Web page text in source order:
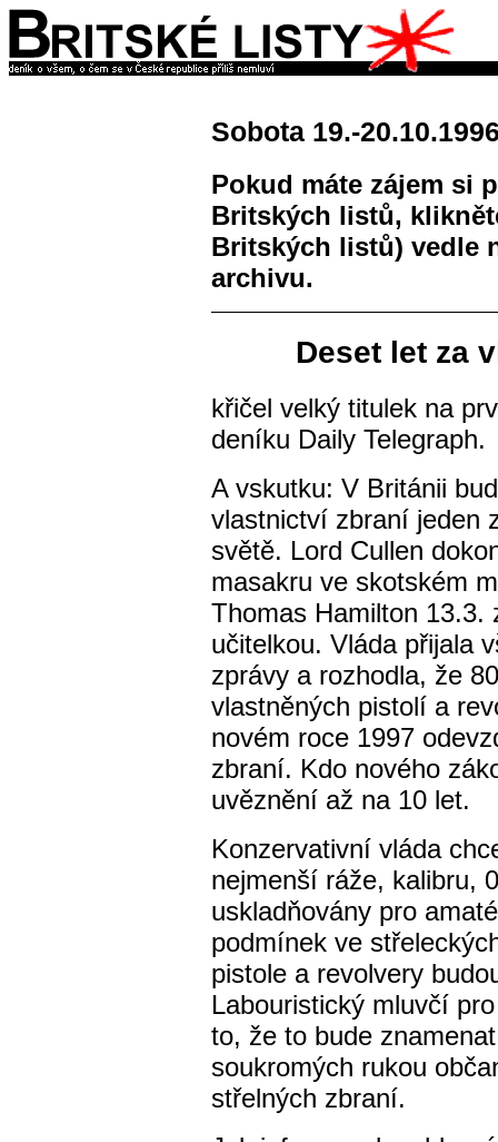
Sobota 19.-
Pokud máte zájem si
Britských listů,
Britských listů) vedle
archivu.
Deset let za
křičel velký titulek na
deníku Daily Telegraph.
A vskutku: V Británii
vlastnictví zbraní jeden
světě. Lord Cullen
masakru ve skotském
Thomas Hamilton 13.3.
učitelkou. Vláda přijala
zprávy a rozhodla, že
vlastněných pistolí a
novém roce 1997
zbraní. Kdo nového
uvěznění až na 10 let.
Konzervativní vláda
nejmenší ráže, kalibru,
uskladňovány pro
podmínek ve
pistole a revolvery
Labouristický mluvčí
to, že to bude
soukromých rukou
střelných zbraní.